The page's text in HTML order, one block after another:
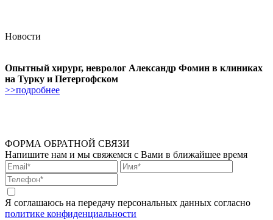
Новости
Опытный хирург, невролог Александр Фомин в клиниках
на Турку и Петергофском
>>подробнее
ФОРМА ОБРАТНОЙ СВЯЗИ
Напишите нам и мы свяжемся с Вами в ближайшее время
Я соглашаюсь на передачу персональных данных согласно
политике конфиденциальности